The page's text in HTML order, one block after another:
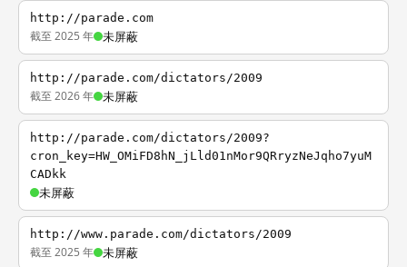
http://parade.com
截至 2025 年 未屏蔽
http://parade.com/dictators/2009
截至 2026 年 未屏蔽
http://parade.com/dictators/2009?
cron_key=HW_OMiFD8hN_jLld01nMor9QRryzNeJqho7yuM
CADkk
未屏蔽
http://www.parade.com/dictators/2009
截至 2025 年 未屏蔽